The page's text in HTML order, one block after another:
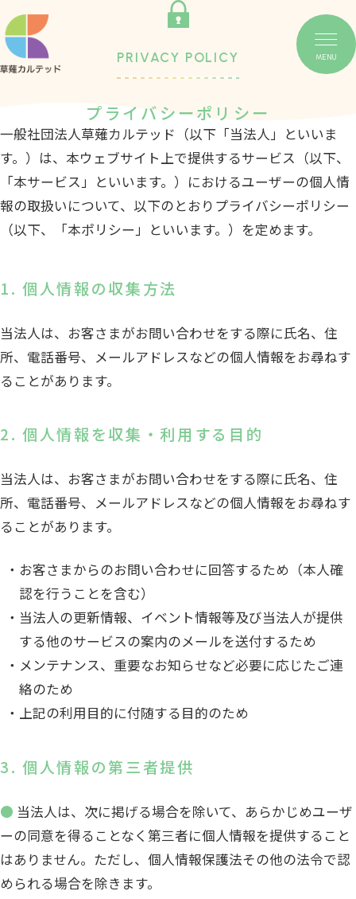
MENU
PRIVACY POLICY
プライバシーポリシー
一般社団法人草薙カルテッド（以下「当法人」といいま
す。）は、本ウェブサイト上で提供するサービス（以下、
「本サービス」といいます。）におけるユーザーの個人情
報の取扱いについて、以下のとおりプライバシーポリシー
（以下、「本ポリシー」といいます。）を定めます。
1. 個人情報の収集方法
当法人は、お客さまがお問い合わせをする際に氏名、住
所、電話番号、メールアドレスなどの個人情報をお尋ねす
ることがあります。
2. 個人情報を収集・利用する目的
当法人は、お客さまがお問い合わせをする際に氏名、住
所、電話番号、メールアドレスなどの個人情報をお尋ねす
ることがあります。
お客さまからのお問い合わせに回答するため（本人確
認を行うことを含む）
当法人の更新情報、イベント情報等及び当法人が提供
する他のサービスの案内のメールを送付するため
メンテナンス、重要なお知らせなど必要に応じたご連
絡のため
上記の利用目的に付随する目的のため
3. 個人情報の第三者提供
● 当法人は、次に掲げる場合を除いて、あらかじめユーザ
ーの同意を得ることなく第三者に個人情報を提供すること
はありません。ただし、個人情報保護法その他の法令で認
められる場合を除きます。